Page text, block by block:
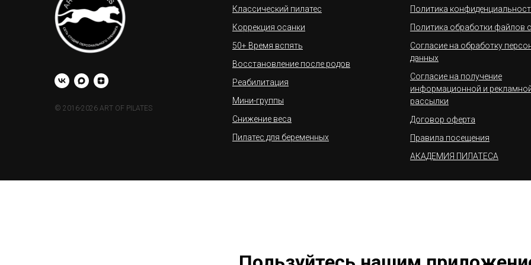
© 2016-2026 ART OF PILATES
Классический пилатес
Коррекция осанки
50+ Время вспять
Восстановление после родов
Реабилитация
Мини-группы
Снижение веса
Пилатес для беременных
Политика
Политика обработки файлов
Согласие на обработку
данных
Согласие на получение
информационной и
рассылки
Договор оферта
Правила посещения
АКАДЕМИЯ ПИЛАТЕСА